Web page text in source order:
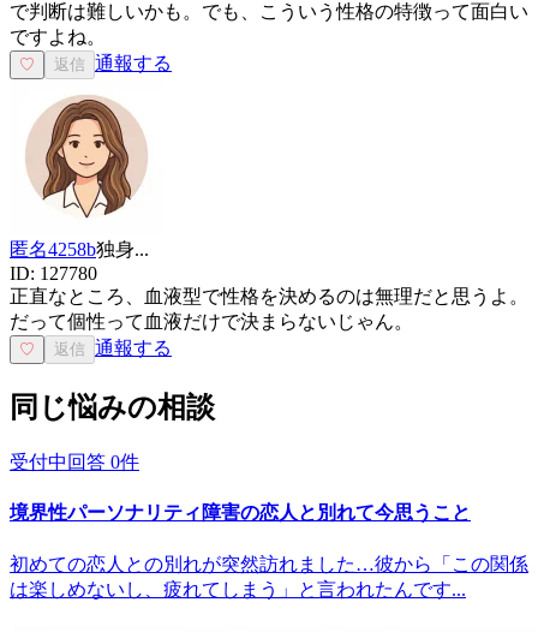
で判断は難しいかも。でも、こういう性格の特徴って面白い
ですよね。
♡ 返信 通報する
匿名4258b独身...
ID: 127780
正直なところ、血液型で性格を決めるのは無理だと思うよ。
だって個性って血液だけで決まらないじゃん。
♡ 返信 通報する
同じ悩みの相談
受付中 回答 0件
境界性パーソナリティ障害の恋人と別れて今思うこと
初めての恋人との別れが突然訪れました…彼から「この関係
は楽しめないし、疲れてしまう」と言われたんです...